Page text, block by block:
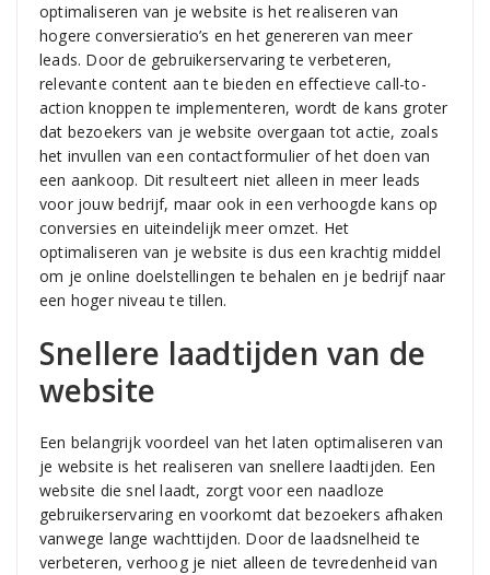
optimaliseren van je website is het realiseren van
hogere conversieratio’s en het genereren van meer
leads. Door de gebruikerservaring te verbeteren,
relevante content aan te bieden en effectieve call-to-
action knoppen te implementeren, wordt de kans groter
dat bezoekers van je website overgaan tot actie, zoals
het invullen van een contactformulier of het doen van
een aankoop. Dit resulteert niet alleen in meer leads
voor jouw bedrijf, maar ook in een verhoogde kans op
conversies en uiteindelijk meer omzet. Het
optimaliseren van je website is dus een krachtig middel
om je online doelstellingen te behalen en je bedrijf naar
een hoger niveau te tillen.
Snellere laadtijden van de
website
Een belangrijk voordeel van het laten optimaliseren van
je website is het realiseren van snellere laadtijden. Een
website die snel laadt, zorgt voor een naadloze
gebruikerservaring en voorkomt dat bezoekers afhaken
vanwege lange wachttijden. Door de laadsnelheid te
verbeteren, verhoog je niet alleen de tevredenheid van